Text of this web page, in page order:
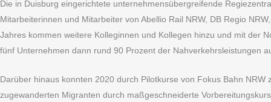
Die in Duisburg eingerichtete unternehmensübergreifende
Mitarbeiterinnen und Mitarbeiter von Abellio Rail NRW, DB Regio
Jahres kommen weitere Kolleginnen und Kollegen hinzu und mit der
fünf Unternehmen dann rund 90 Prozent der Nahverkehrsleistungen
Darüber hinaus konnten 2020 durch Pilotkurse von Fokus Bahn
zugewanderten Migranten durch maßgeschneiderte